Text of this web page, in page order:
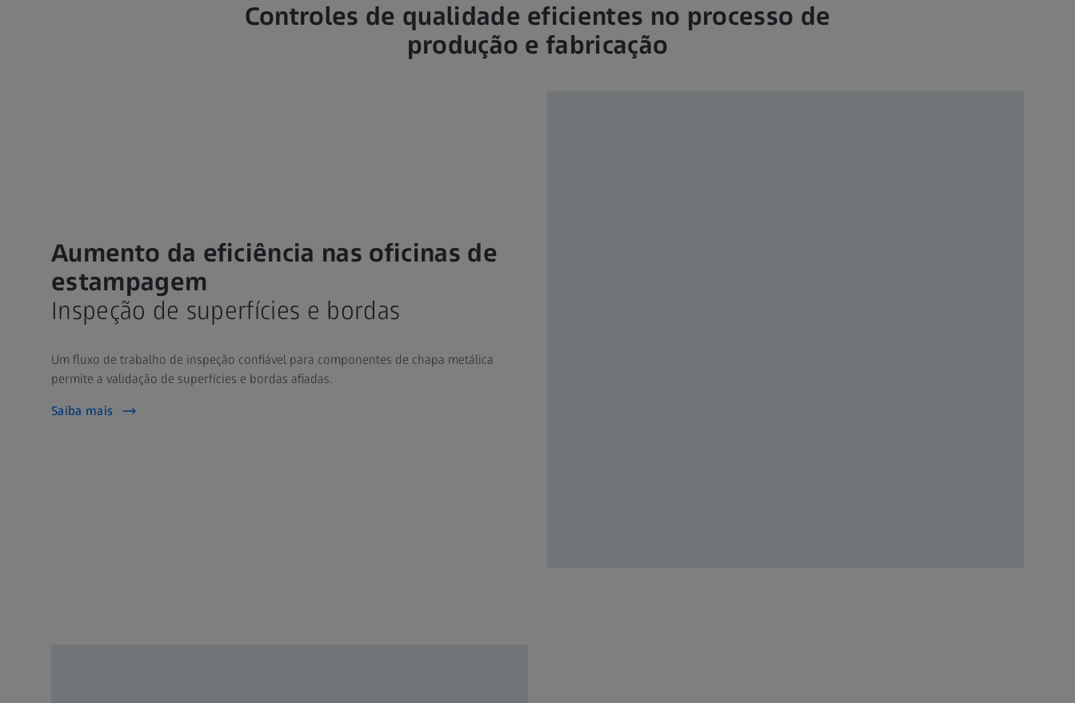
Controles de qualidade eficientes no processo de
produção e fabricação
Aumento da eficiência nas oficinas de
estampagem
Inspeção de superfícies e bordas
Um fluxo de trabalho de inspeção confiável para componentes de chapa metálica
permite a validação de superfícies e bordas afiadas.
Saiba mais